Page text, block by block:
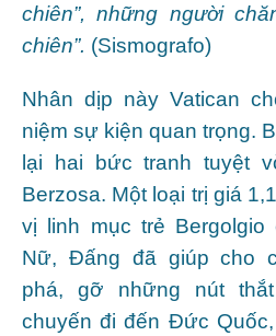
chiên”, những người
chiên”. (Sismografo)
Nhân dịp này Vatican
niệm sự kiện quan trọng.
lại hai bức tranh tuyệt
Berzosa. Một loại trị giá
vị linh mục trẻ
Nữ, Đấng đã giúp cho
phá, gỡ những nút
chuyến đi đến Đức